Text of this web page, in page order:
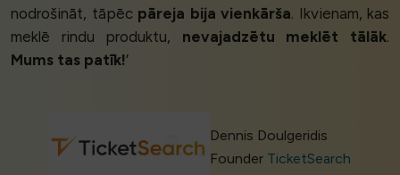
nodrošināt, tāpēc pāreja bija vienkārša. Ikvienam, kas
meklē rindu produktu, nevajadzētu meklēt tālāk.
Mums tas patīk!’
Dennis Doulgeridis
Founder TicketSearch